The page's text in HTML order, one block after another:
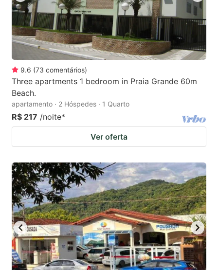
9.6 (73 comentários)
Three apartments 1 bedroom in Praia Grande 60m
Beach.
apartamento · 2 Hóspedes · 1 Quarto
R$ 217 /noite*
Ver oferta